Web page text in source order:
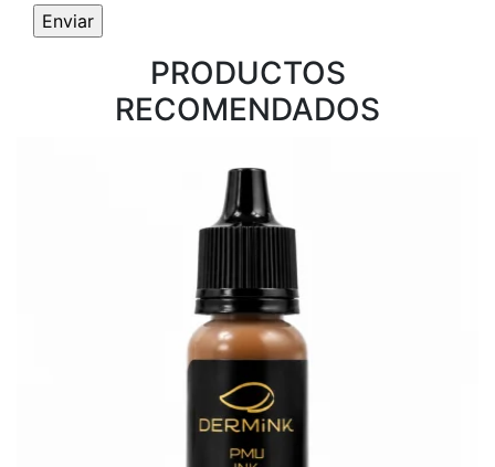
PRODUCTOS
RECOMENDADOS